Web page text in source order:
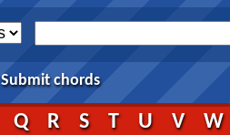
Submit chords
Q R S T U V W